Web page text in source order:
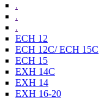
.
.
.
ECH 12
ECH 12C/ ECH 15C
ECH 15
EXH 14C
EXH 14
EXH 16-20